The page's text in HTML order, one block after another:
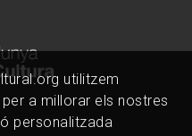
utilitzem
a millorar els nostres
personalitzada